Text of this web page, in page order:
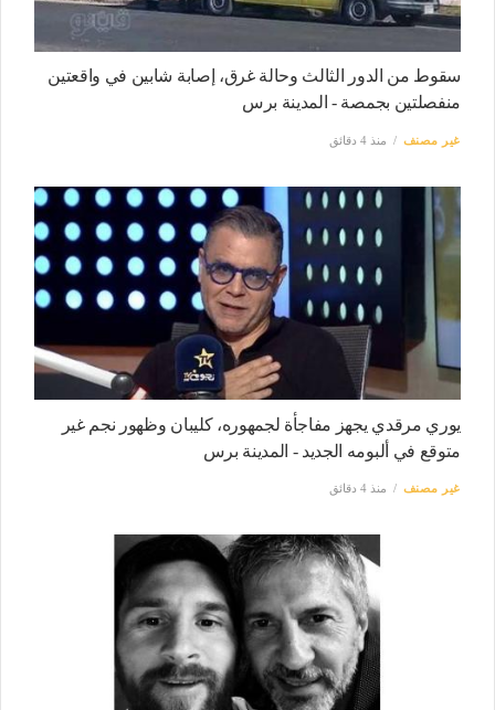
سقوط من الدور الثالث وحالة غرق، إصابة شابين في واقعتين
منفصلتين بجمصة - المدينة برس
غير مصنف منذ 4 دقائق
يوري مرقدي يجهز مفاجأة لجمهوره، كليبان وظهور نجم غير
متوقع في ألبومه الجديد - المدينة برس
غير مصنف منذ 4 دقائق